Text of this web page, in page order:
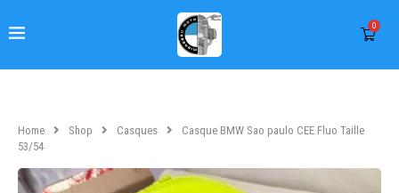
0
Home Shop Casques
Casque BMW Sao paulo CEE Fluo Taille
53/54